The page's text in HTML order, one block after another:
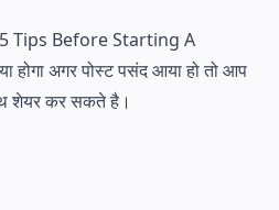
5 Tips Before Starting A
अगर पोस्ट पसंद आया हो तो आप
शेयर कर सकते है।